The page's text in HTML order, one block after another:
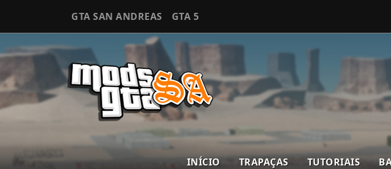
GTA SAN ANDREAS GTA 5
INÍCIO TRAPAÇAS TUTORIAIS